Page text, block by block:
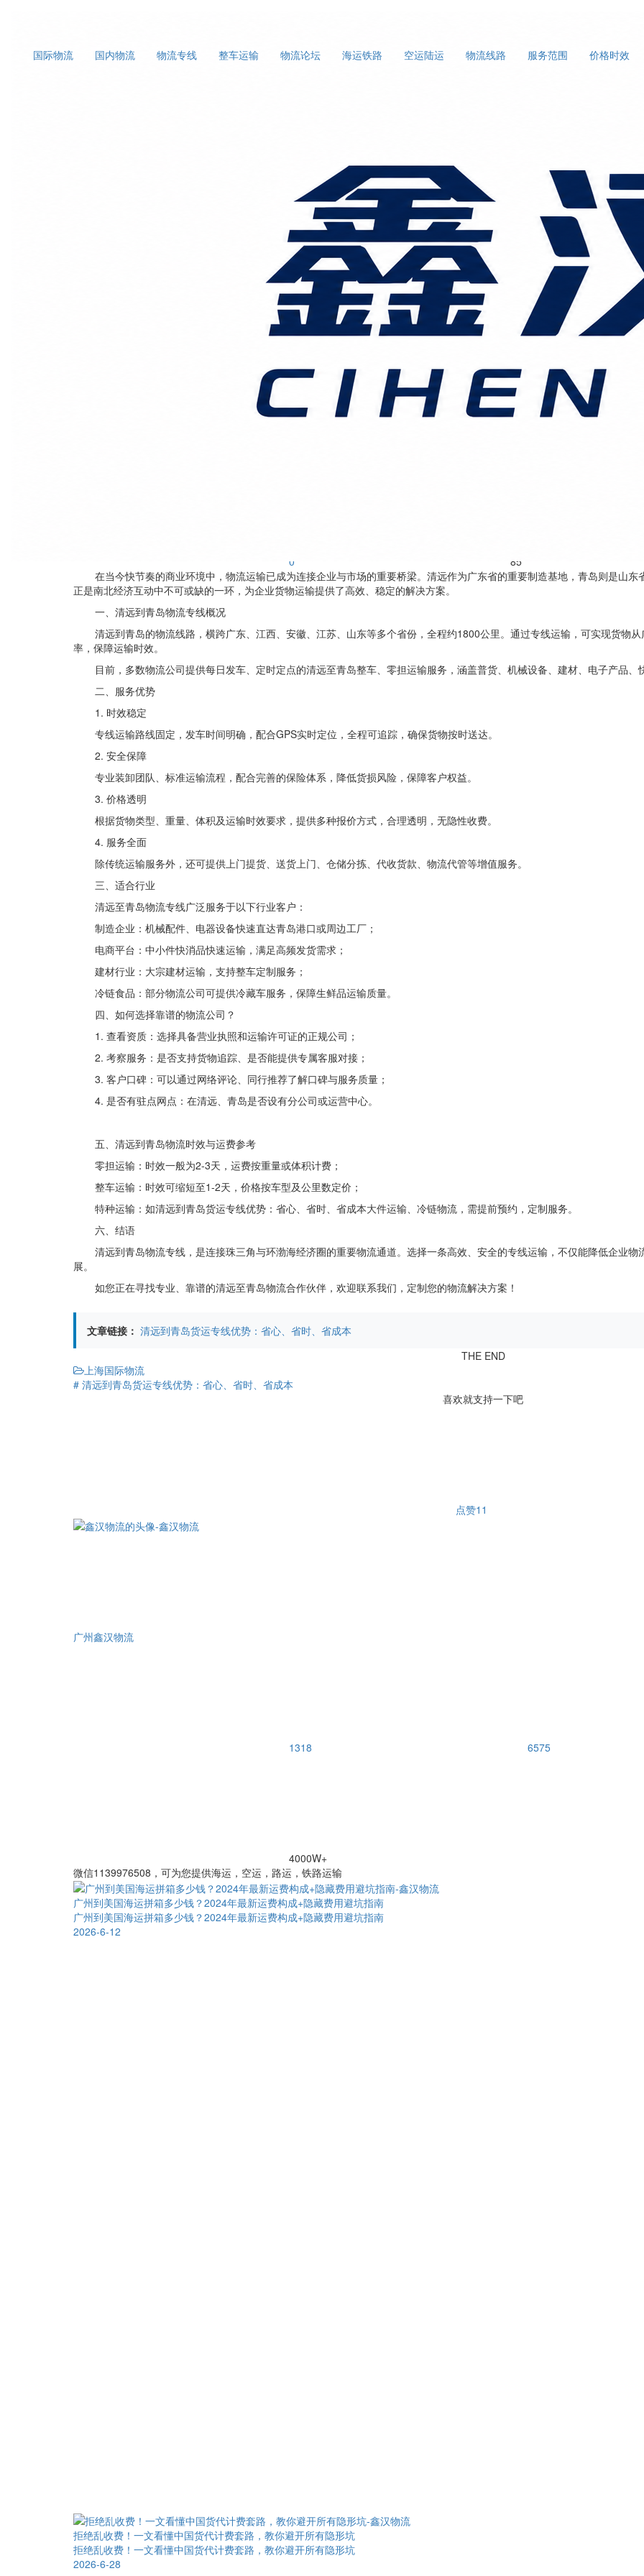
国际物流 国内物流 物流专线 整车运输 物流论坛 海运铁路 空运陆运 物流线路 服务范围 价格时效
清远到青岛货运专线优势：省心、省时、省成本
0
85
在当今快节奏的商业环境中，物流运输已成为连接企业与市场的重要桥梁。清远作为广东省的重要制造基地，青岛则是山
正是南北经济互动中不可或缺的一环，为企业货物运输提供了高效、稳定的解决方案。
一、清远到青岛物流专线概况
清远到青岛的物流线路，横跨广东、江西、安徽、江苏、山东等多个省份，全程约1800公里。通过专线运输，可实现货物
率，保障运输时效。
目前，多数物流公司提供每日发车、定时定点的清远至青岛整车、零担运输服务，涵盖普货、机械设备、建材、电子产品、
二、服务优势
1. 时效稳定
专线运输路线固定，发车时间明确，配合GPS实时定位，全程可追踪，确保货物按时送达。
2. 安全保障
专业装卸团队、标准运输流程，配合完善的保险体系，降低货损风险，保障客户权益。
3. 价格透明
根据货物类型、重量、体积及运输时效要求，提供多种报价方式，合理透明，无隐性收费。
4. 服务全面
除传统运输服务外，还可提供上门提货、送货上门、仓储分拣、代收货款、物流代管等增值服务。
三、适合行业
清远至青岛物流专线广泛服务于以下行业客户：
制造企业：机械配件、电器设备快速直达青岛港口或周边工厂；
电商平台：中小件快消品快速运输，满足高频发货需求；
建材行业：大宗建材运输，支持整车定制服务；
冷链食品：部分物流公司可提供冷藏车服务，保障生鲜品运输质量。
四、如何选择靠谱的物流公司？
1. 查看资质：选择具备营业执照和运输许可证的正规公司；
2. 考察服务：是否支持货物追踪、是否能提供专属客服对接；
3. 客户口碑：可以通过网络评论、同行推荐了解口碑与服务质量；
4. 是否有驻点网点：在清远、青岛是否设有分公司或运营中心。
五、清远到青岛物流时效与运费参考
零担运输：时效一般为2-3天，运费按重量或体积计费；
整车运输：时效可缩短至1-2天，价格按车型及公里数定价；
特种运输：如清远到青岛货运专线优势：省心、省时、省成本大件运输、冷链物流，需提前预约，定制服务。
六、结语
清远到青岛物流专线，是连接珠三角与环渤海经济圈的重要物流通道。选择一条高效、安全的专线运输，不仅能降低企业
展。
如您正在寻找专业、靠谱的清远至青岛物流合作伙伴，欢迎联系我们，定制您的物流解决方案！
文章链接： 清远到青岛货运专线优势：省心、省时、省成本
THE END
上海国际物流
# 清远到青岛货运专线优势：省心、省时、省成本
喜欢就支持一下吧
点赞11
广州鑫汉物流
1318 6575
4000W+
微信1139976508，可为您提供海运，空运，路运，铁路运输
广州到美国海运拼箱多少钱？2024年最新运费构成+隐藏费用避坑指南
广州到美国海运拼箱多少钱？2024年最新运费构成+隐藏费用避坑指南
2026-6-12
拒绝乱收费！一文看懂中国货代计费套路，教你避开所有隐形坑
拒绝乱收费！一文看懂中国货代计费套路，教你避开所有隐形坑
2026-6-28